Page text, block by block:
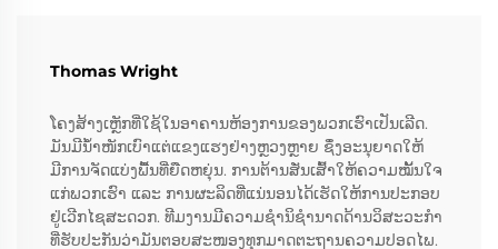
Thomas Wright
ໂຄງສ້າງເຫຼັກທີ່ໃຊ້ໃນອາຄານຫ້ອງການຂອງພວກເຮົາເປັນເລີດ.
ມັນມີນ້ຳໜັກເບົາແຕ່ແຂງແຮງຢ່າງຫຼວງຫຼາຍ ຊຶ່ງອະນຸຍາດໃຫ້
ມີການຈັດແບ່ງພື້ນທີ່ຍືດຫຍຸ່ນ. ການຕ້ານສັ່ນເສົ້າໃຫ້ຄວາມໝັ້ນໃຈ
ແກ່ພວກເຮົາ ແລະ ການຜະລິດທີ່ແນ່ນອນໄດ້ເຮັດໃຫ້ການປະກອບ
ຢູ່ເວີກໄຊສະດວກ. ທີມງານມີຄວາມຊຳນິຊຳນາດດ້ານວິສະວະກຳ
ທີ່ຮັບປະກັນວ່າມັນຕອບສະໜອງທຸກມາດຕະຖານຄວາມປອດໄພ.